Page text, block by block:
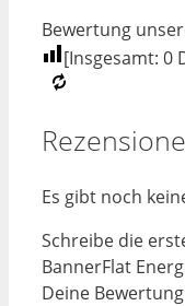
Bewertung
[Insgesamt: 0
Es gibt noch
Schreibe die
BannerFlat
Deine Bewertung